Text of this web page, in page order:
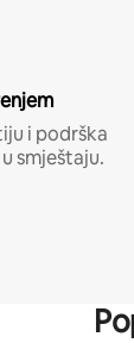
i podrška
smještaju.